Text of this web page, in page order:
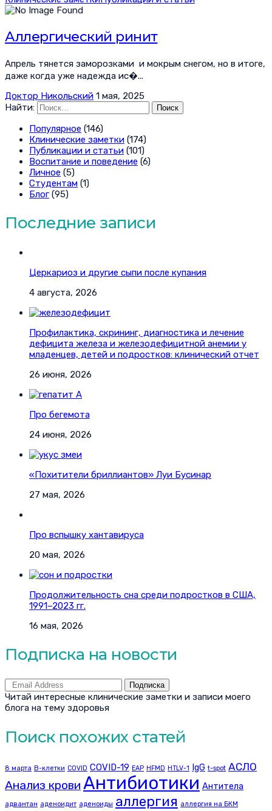
Аллергический ринит
Апрель тянется заморозками и мокрым снегом, но в итоге,
даже когда уже надежда ис�...
Доктор Никольский 1 мая, 2025
Найти:
Популярное (146)
Клинические заметки (174)
Публикации и статьи (101)
Воспитание и поведение (6)
Личное (5)
Студентам (1)
Блог (95)
Последние записи
Церкариоз и другие сыпи после купания
4 августа, 2026
Профилактика, скрининг, диагностика и лечение
дефицита железа и железодефицитной анемии у
младенцев, детей и подростков: клинический отчет
26 июня, 2026
Про бегемота
24 июня, 2026
«Похитители бриллиантов» Луи Бусинар
27 мая, 2026
Про вспышку хантавируса
20 мая, 2026
Продолжительность сна среди подростков в США,
1991–2023 гг.
16 мая, 2026
Подписка на новости
Подписка
Читай интересные клинические заметки и записи моего
блога на тему здоровья
Поиск похожих статей
8 марта B-клетки COVID COVID-19 EAP HFMD HTLV-1 IgG t-spot АСЛО
Анализ крови Антибиотики Антитела
адвантан аденоидит аденоиды аллергия аллергия на БКМ